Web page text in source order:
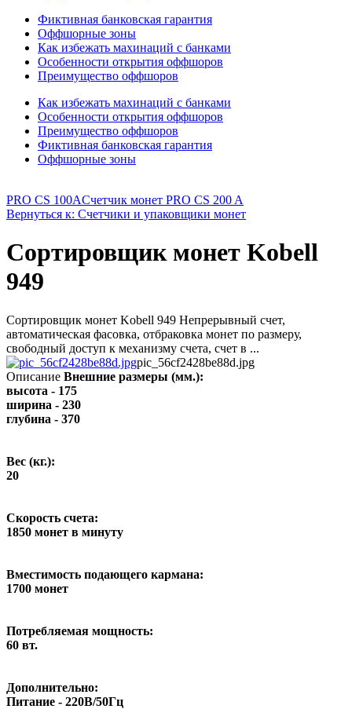
Фиктивная банковская гарантия
Оффшорные зоны
Как избежать махинаций с банками
Особенности открытия оффшоров
Преимущество оффшоров
Как избежать махинаций с банками
Особенности открытия оффшоров
Преимущество оффшоров
Фиктивная банковская гарантия
Оффшорные зоны
PRO CS 100AСчетчик монет PRO CS 200 A
Вернуться к: Счетчики и упаковщики монет
Сортировщик монет Kobell
949
Сортировщик монет Kobell 949 Непрерывный счет,
автоматическая фасовка, отбраковка монет по размеру,
свободный доступ к механизму счета, счет в ...
pic_56cf2428be88d.jpg
Описание Внешние размеры (мм.):
высота - 175
ширина - 230
глубина - 370
Вес (кг.):
20
Скорость счета:
1850 монет в минуту
Вместимость подающего кармана:
1700 монет
Потребляемая мощность:
60 вт.
Дополнительно:
Питание - 220В/50Гц